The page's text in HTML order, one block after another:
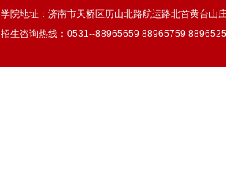
学院地址：济南市天桥区历山北路航运路北首黄台山
招生咨询热线：0531--88965659 88965759